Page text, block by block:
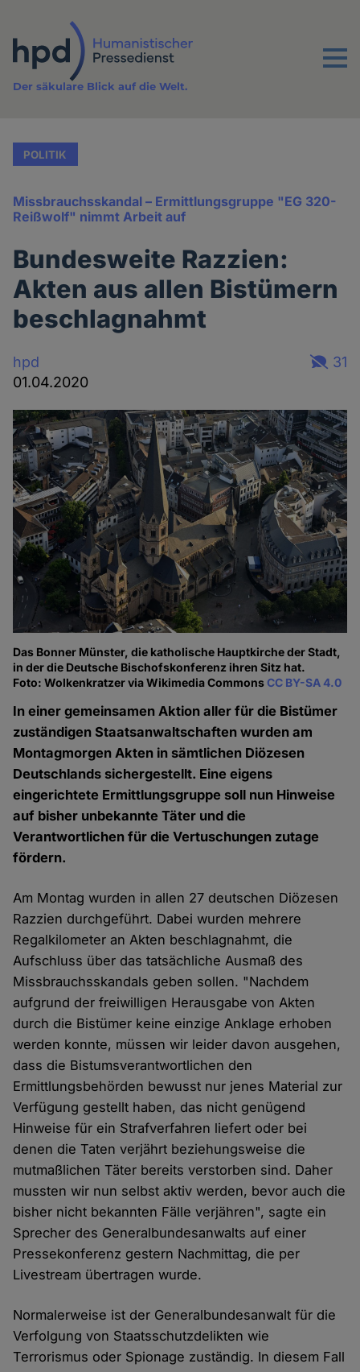
Inhalt
Menu
Der säkulare Blick auf die Welt.
POLITIK
Missbrauchsskandal – Ermittlungsgruppe "EG 320-
Reißwolf" nimmt Arbeit auf
Bundesweite Razzien:
Akten aus allen Bistümern
beschlagnahmt
hpd
01.04.2020
31
Das Bonner Münster, die katholische Hauptkirche der Stadt,
in der die Deutsche Bischofskonferenz ihren Sitz hat.
Foto: Wolkenkratzer via Wikimedia CommonsCC BY-SA 4.0
In einer gemeinsamen Aktion aller für die Bistümer
zuständigen Staatsanwaltschaften wurden am
Montagmorgen Akten in sämtlichen Diözesen
Deutschlands sichergestellt. Eine eigens
eingerichtete Ermittlungsgruppe soll nun Hinweise
auf bisher unbekannte Täter und die
Verantwortlichen für die Vertuschungen zutage
fördern.
Am Montag wurden in allen 27 deutschen Diözesen
Razzien durchgeführt. Dabei wurden mehrere
Regalkilometer an Akten beschlagnahmt, die
Aufschluss über das tatsächliche Ausmaß des
Missbrauchsskandals geben sollen. "Nachdem
aufgrund der freiwilligen Herausgabe von Akten
durch die Bistümer keine einzige Anklage erhoben
werden konnte, müssen wir leider davon ausgehen,
dass die Bistumsverantwortlichen den
Ermittlungsbehörden bewusst nur jenes Material zur
Verfügung gestellt haben, das nicht genügend
Hinweise für ein Strafverfahren liefert oder bei
denen die Taten verjährt beziehungsweise die
mutmaßlichen Täter bereits verstorben sind. Daher
mussten wir nun selbst aktiv werden, bevor auch die
bisher nicht bekannten Fälle verjähren", sagte ein
Sprecher des Generalbundesanwalts auf einer
Pressekonferenz gestern Nachmittag, die per
Livestream übertragen wurde.
Normalerweise ist der Generalbundesanwalt für die
Verfolgung von Staatsschutzdelikten wie
Terrorismus oder Spionage zuständig. In diesem Fall